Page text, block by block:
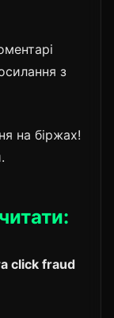
з
на біржах!
click fraud